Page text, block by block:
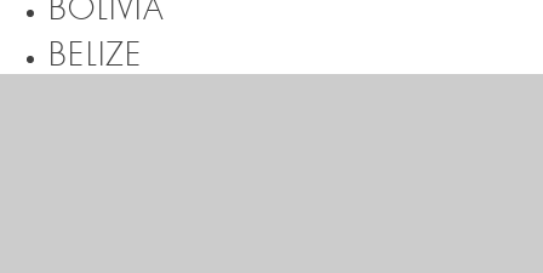
BOLIVIA
BELIZE